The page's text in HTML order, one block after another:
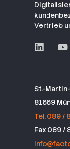
Vertrieb
St.-
81669
Tel. 089 /
Fax 089 /